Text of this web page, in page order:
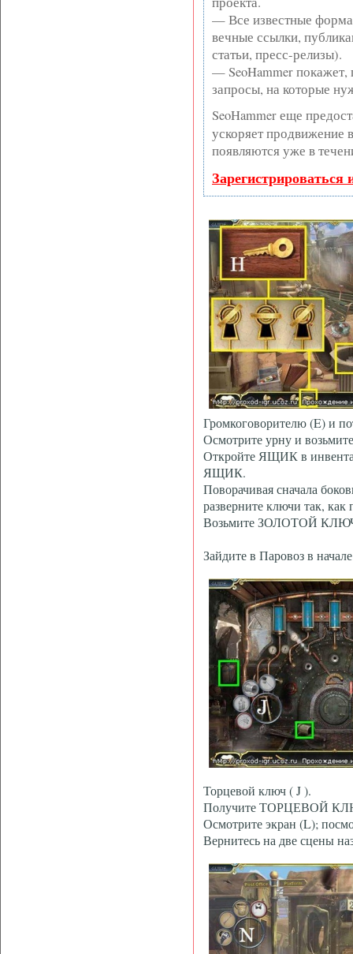
— Все известные
вечные ссылки,
статьи, пресс-релизы).
— SeoHammer покажет,
запросы, на которые
SeoHammer еще
ускоряет продвижение
появляются уже в
Громкоговорителю (E) и
Осмотрите урну и
Откройте ЯЩИК в
ЯЩИК.
Поворачивая сначала
разверните ключи так,
Возьмите ЗОЛОТОЙ
Зайдите в Паровоз в
Торцевой ключ ( J ).
Получите ТОРЦЕВОЙ
Осмотрите экран (L);
Вернитесь на две сцены